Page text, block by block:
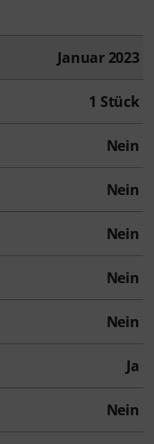
Januar 2023
1 Stück
Nein
Nein
Nein
Nein
Nein
Ja
Nein